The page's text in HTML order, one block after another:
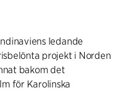
ledande
projekt i Norden
bakom det
för Karolinska